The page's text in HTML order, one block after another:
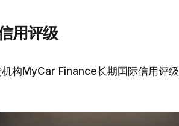
用评级
构MyCar Finance长期国际信用评级